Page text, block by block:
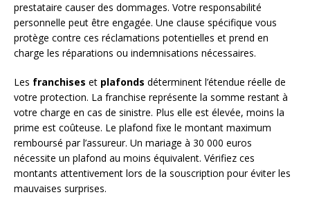
prestataire causer des dommages. Votre responsabilité
personnelle peut être engagée. Une clause spécifique vous
protège contre ces réclamations potentielles et prend en
charge les réparations ou indemnisations nécessaires.
Les franchises et plafonds déterminent l’étendue réelle de
votre protection. La franchise représente la somme restant à
votre charge en cas de sinistre. Plus elle est élevée, moins la
prime est coûteuse. Le plafond fixe le montant maximum
remboursé par l’assureur. Un mariage à 30 000 euros
nécessite un plafond au moins équivalent. Vérifiez ces
montants attentivement lors de la souscription pour éviter les
mauvaises surprises.